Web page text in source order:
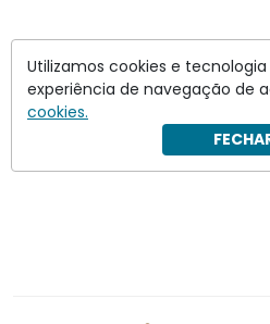
Utilizamos cookies e
experiência de navegação de
cookies.